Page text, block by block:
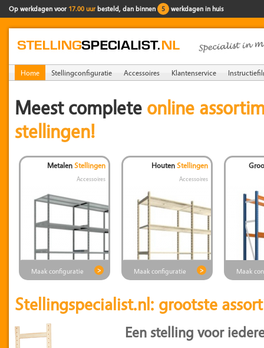
Op werkdagen voor 17.00 uur besteld, dan binnen 5 werkdagen in huis
Home Stellingconfiguratie Accessoires Klantenservice
Meest complete online
stellingen!
MetalenStellingen
Accessoires
Maak configuratie >
HoutenStellingen
Accessoires
Maak configuratie > Maak
Stellingspecialist.nl: grootste
Een stelling voor